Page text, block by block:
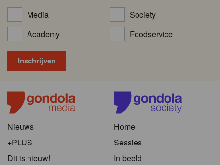
Media
Society
Academy
Foodservice
Nieuws
+PLUS
Dit is nieuw!
Home
Sessies
In beeld